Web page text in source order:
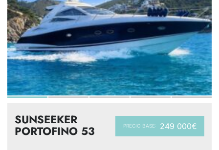
PRECIO BASE: 249 000€
SUNSEEKER
PORTOFINO 53